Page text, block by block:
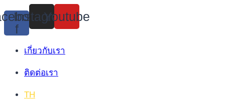
Skip
to
content
f
Instagram
Youtube
เกี่ยวกับเรา
ติดต่อเรา
TH